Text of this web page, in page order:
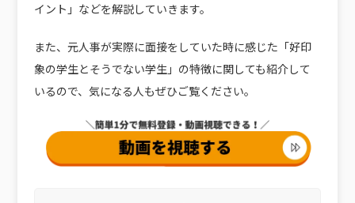
イント」などを解説していきます。
また、元人事が実際に面接をしていた時に感じた「好印
象の学生とそうでない学生」の特徴に関しても紹介して
いるので、気になる人もぜひご覧ください。